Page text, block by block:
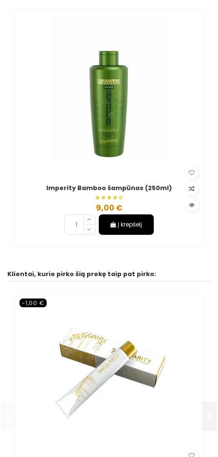
Imperity Bamboo šampūnas (250ml)
9,00 €
Į krepšelį
Klientai, kurie pirko šią prekę taip pat pirko:
-1,00 €